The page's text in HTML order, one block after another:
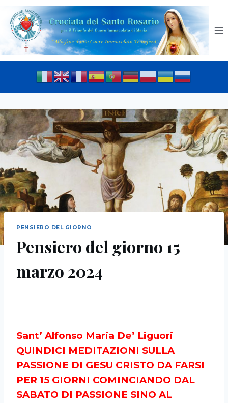
PENSIERO DEL GIORNO
Pensiero del giorno 15
marzo 2024
Sant’ Alfonso Maria De’ Liguori
QUINDICI MEDITAZIONI SULLA
PASSIONE DI GESU CRISTO DA FARSI
PER 15 GIORNI COMINCIANDO DAL
SABATO DI PASSIONE SINO AL